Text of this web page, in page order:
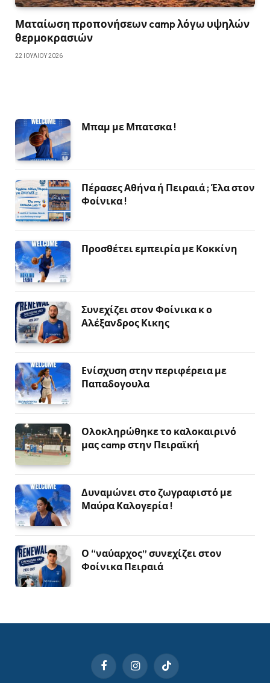
Ματαίωση προπονήσεων camp λόγω υψηλών
θερμοκρασιών
22 ΙΟΥΛΊΟΥ 2026
Μπαμ με Μπατσκα !
Πέρασες Αθήνα ή Πειραιά ; Έλα στον
Φοίνικα !
Προσθέτει εμπειρία με Κοκκίνη
Συνεχίζει στον Φοίνικα κ ο
Αλέξανδρος Κικης
Ενίσχυση στην περιφέρεια με
Παπαδογουλα
Ολοκληρώθηκε το καλοκαιρινό
μας camp στην Πειραϊκή
Δυναμώνει στο ζωγραφιστό με
Μαύρα Καλογερία !
Ο “ναύαρχος” συνεχίζει στον
Φοίνικα Πειραιά
FacebookInstagramTikTok